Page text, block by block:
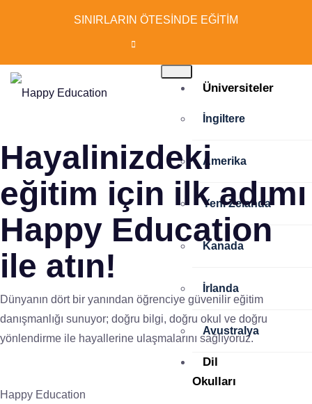
SINIRLARIN ÖTESİNDE EĞİTİM
Üniversiteler
İngiltere
Amerika
Yeni Zelanda
Kanada
İrlanda
Avustralya
Dil
Okulları
Hayalinizdeki
eğitim için ilk adımı
Happy Education
ile atın!
Dünyanın dört bir yanından öğrenciye güvenilir eğitim
danışmanlığı sunuyor; doğru bilgi, doğru okul ve doğru
yönlendirme ile hayallerine ulaşmalarını sağlıyoruz.
Happy Education